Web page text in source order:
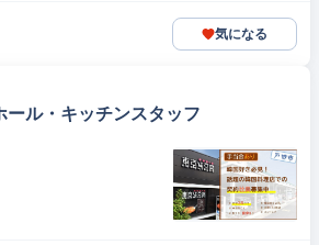
気になる
ール・キッチンスタッフ